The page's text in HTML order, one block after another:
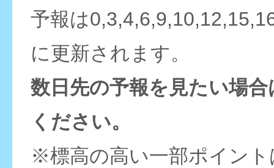
予報は
に更新されます。
数日先の予報を見たい場
ください。
※標高の高い一部ポイン